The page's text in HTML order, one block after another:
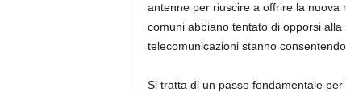
antenne per riuscire a offrire la nuova
comuni abbiano tentato di opporsi
telecomunicazioni stanno
Si tratta di un passo fondamentale